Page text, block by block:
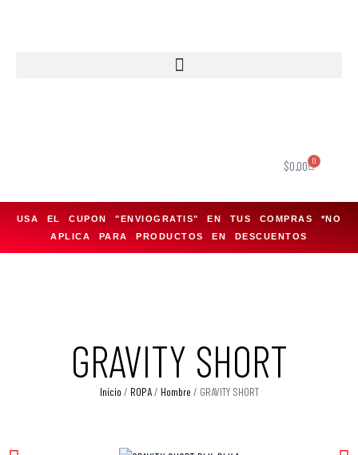
$0.00 0
USA EL CUPON "ENVIOGRATIS" EN TUS COMPRAS *NO
APLICA PARA PRODUCTOS EN DESCUENTOS
GRAVITY SHORT
Inicio / ROPA/ Hombre / GRAVITY SHORT